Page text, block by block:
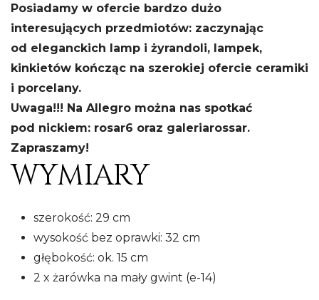
Posiadamy w ofercie bardzo dużo
interesujących przedmiotów: zaczynając
od eleganckich lamp i żyrandoli, lampek,
kinkietów kończąc na szerokiej ofercie ceramiki
i porcelany.
Uwaga!!! Na Allegro można nas spotkać
pod nickiem: rosar6 oraz galeriarossar.
Zapraszamy!
WYMIARY
szerokość: 29 cm
wysokość bez oprawki: 32 cm
głębokość: ok. 15 cm
2 x żarówka na mały gwint (e-14)